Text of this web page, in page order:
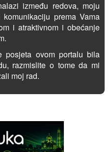
između redova, moju
prema Vama
i atraktivnom i obećanje
posjeta ovom portalu bila
razmislite o tome da mi
moj rad.